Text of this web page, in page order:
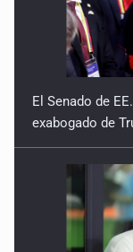
El Senado de
exabogado de